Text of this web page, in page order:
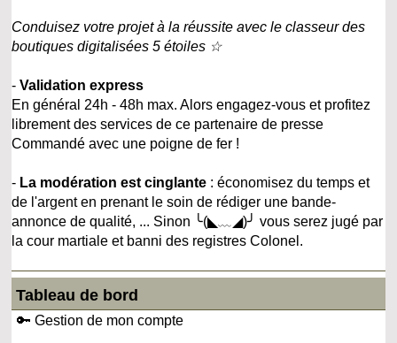
Conduisez votre projet à la réussite avec le classeur des
boutiques digitalisées 5 étoiles ☆
-Validation express
En général 24h - 48h max. Alors engagez-vous et profitez
librement des services de ce partenaire de presse
Commandé avec une poigne de fer !
- La modération est cinglante : économisez du temps et
de l'argent en prenant le soin de rédiger une bande-
annonce de qualité, ... Sinon ╰(◣﹏◢)╯ vous serez jugé par
la cour martiale et banni des registres Colonel.
Tableau de bord
🔑 Gestion de mon compte